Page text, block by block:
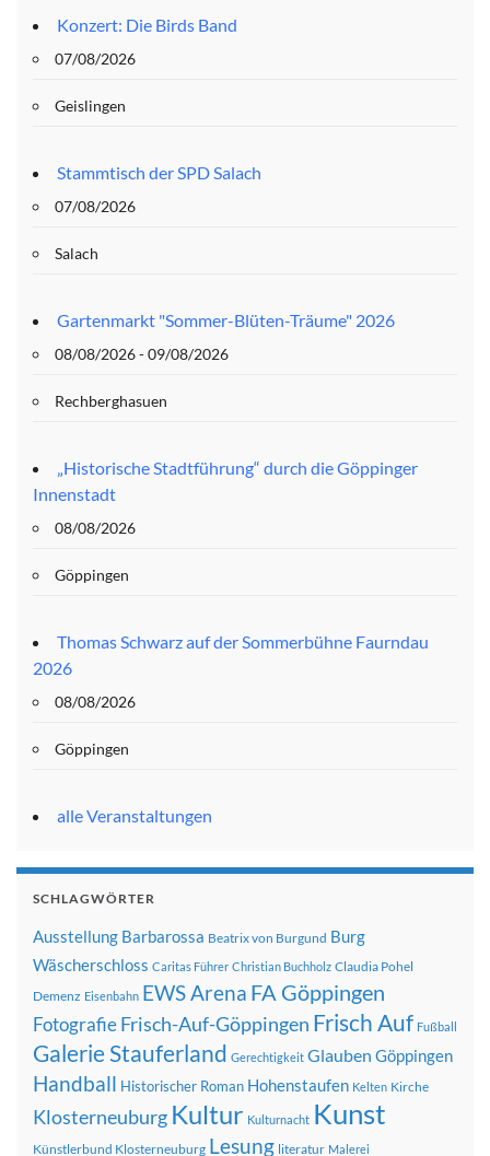
Konzert: Die Birds Band
07/08/2026
Geislingen
Stammtisch der SPD Salach
07/08/2026
Salach
Gartenmarkt "Sommer-Blüten-Träume" 2026
08/08/2026 - 09/08/2026
Rechberghasuen
„Historische Stadtführung“ durch die Göppinger
Innenstadt
08/08/2026
Göppingen
Thomas Schwarz auf der Sommerbühne Faurndau
2026
08/08/2026
Göppingen
alle Veranstaltungen
SCHLAGWÖRTER
Ausstellung Barbarossa Beatrix von Burgund Burg
Wäscherschloss Caritas Führer Christian Buchholz Claudia Pohel
Demenz Eisenbahn EWS Arena FA Göppingen
FotografieFrisch-Auf-Göppingen Frisch Auf Fußball
Galerie Stauferland Gerechtigkeit Glauben Göppingen
Handball Historischer Roman Hohenstaufen Kelten Kirche
Klosterneuburg Kultur Kulturnacht Kunst
Künstlerbund Klosterneuburg Lesung literatur Malerei